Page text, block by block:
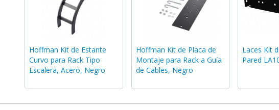
Hoffman Kit de Estante
Curvo para Rack Tipo
Escalera, Acero, Negro
Hoffman Kit de Placa de
Montaje para Rack a Guía
de Cables, Negro
Laces Kit
Pared